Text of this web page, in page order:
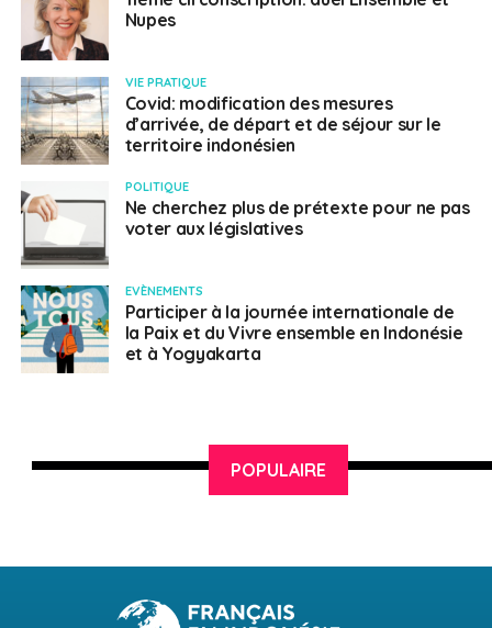
Nupes
VIE PRATIQUE
Covid: modification des mesures
d’arrivée, de départ et de séjour sur le
territoire indonésien
POLITIQUE
Ne cherchez plus de prétexte pour ne pas
voter aux législatives
EVÈNEMENTS
Participer à la journée internationale de
la Paix et du Vivre ensemble en Indonésie
et à Yogyakarta
POPULAIRE